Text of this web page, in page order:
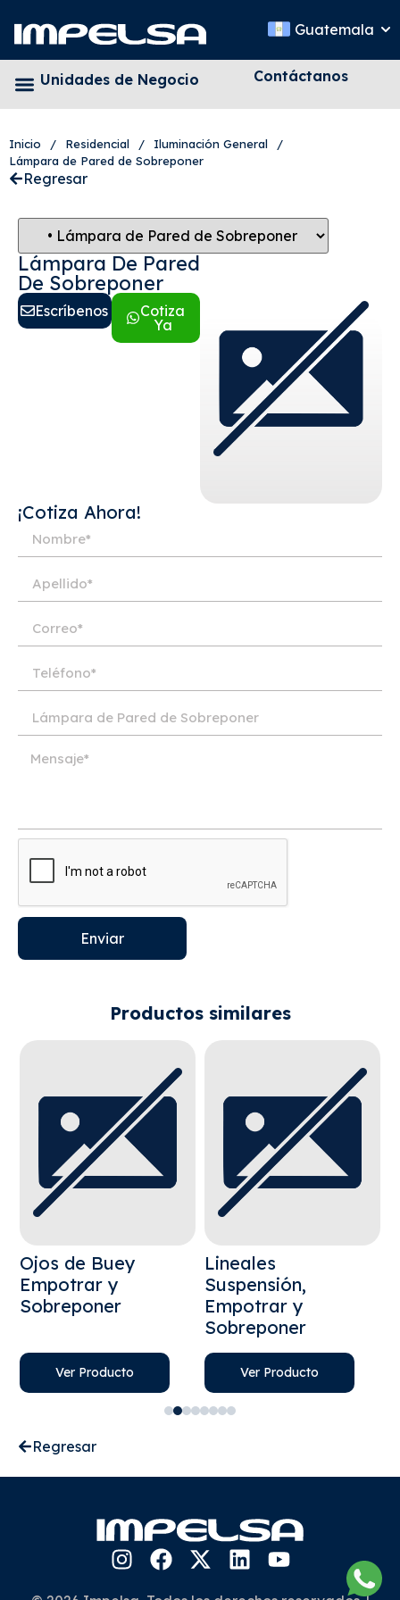
Guatemala
Unidades de Negocio Contáctanos
Inicio / Residencial / Iluminación General
/
Lámpara de Pared de Sobreponer
Regresar
Lámpara De Pared
De Sobreponer
Escríbenos
Cotiza
Ya
¡Cotiza Ahora!
Enviar
Productos similares
Ojos de Buey
Empotrar y
Sobreponer
Ver Producto
Lineales
Suspensión,
Empotrar y
Sobreponer
Ver Producto
Regresar